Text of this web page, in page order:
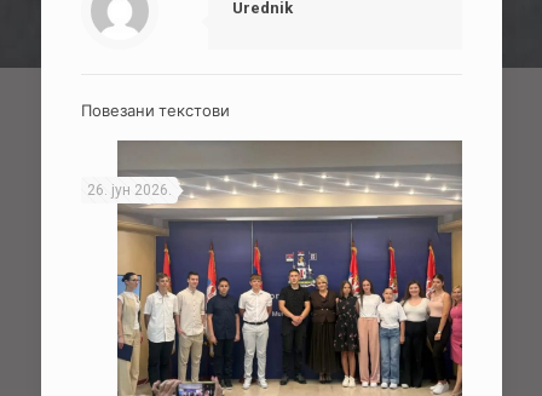
Urednik
Повезани текстови
26. јун 2026.